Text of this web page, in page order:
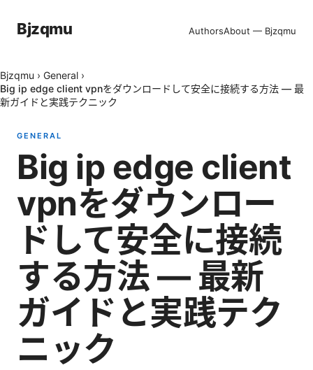
Bjzqmu AuthorsAbout — Bjzqmu
Bjzqmu › General ›
Big ip edge client vpnをダウンロードして安全に接続する方法 — 最
新ガイドと実践テクニック
GENERAL
Big ip edge client
vpnをダウンロー
ドして安全に接続
する方法 — 最新
ガイドと実践テク
ニック